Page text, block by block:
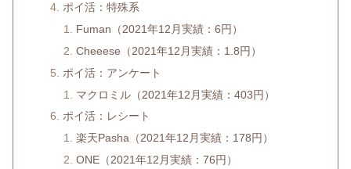
ポイ活：特殊系
Fuman（2021年12月実績：6円）
Cheeese（2021年12月実績：1.8円）
ポイ活：アンケート
マクロミル（2021年12月実績：403円）
ポイ活：レシート
楽天Pasha（2021年12月実績：178円）
ONE（2021年12月実績：76円）